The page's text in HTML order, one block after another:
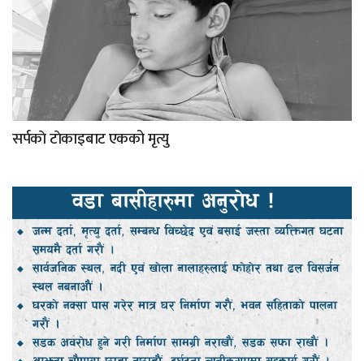
सर्पकाे टाेकाइबाट एकको मृत्यु